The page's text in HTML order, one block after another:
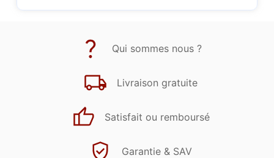
Qui sommes nous ?
Livraison gratuite
Satisfait ou remboursé
Garantie & SAV